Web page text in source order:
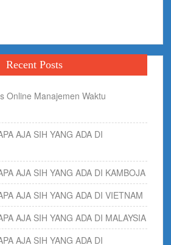
Recent Posts
Online Manajemen Waktu
AJA SIH YANG ADA DI
AJA SIH YANG ADA DI KAMBOJA
AJA SIH YANG ADA DI VIETNAM
AJA SIH YANG ADA DI MALAYSIA
AJA SIH YANG ADA DI